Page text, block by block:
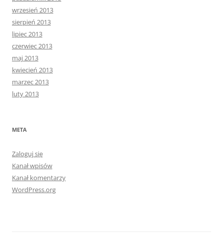
wrzesień 2013
sierpień 2013
lipiec 2013
czerwiec 2013
maj 2013
kwiecień 2013
marzec 2013
luty 2013
META
Zaloguj się
Kanał wpisów
Kanał komentarzy
WordPress.org